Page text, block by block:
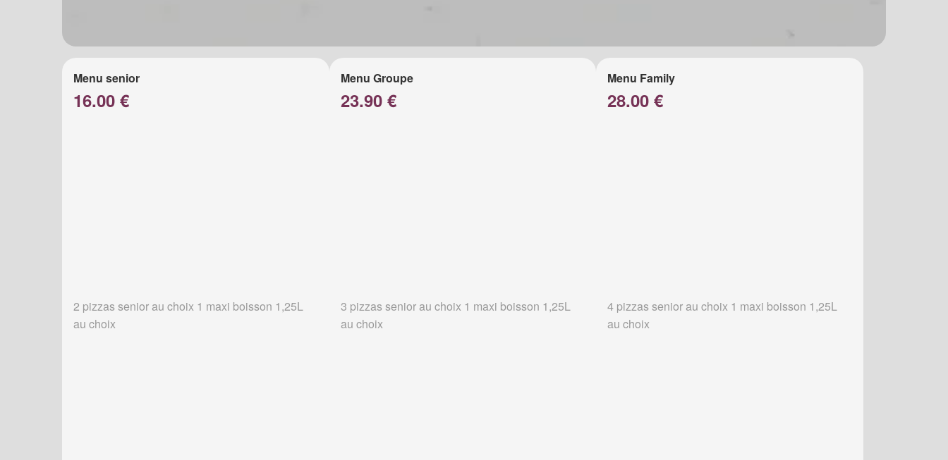
Menu senior
16.00 €
2 pizzas senior au choix 1 maxi boisson 1,25L
au choix
Menu Groupe
23.90 €
3 pizzas senior au choix 1 maxi boisson 1,25L
au choix
Menu Family
28.00 €
4 pizzas senior au choix 1 maxi boisson 1,25L
au choix